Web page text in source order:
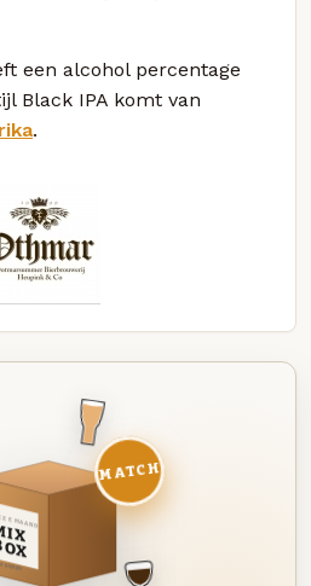
een alcohol percentage
Black IPA komt van
.
MAAND
8 BIEREN
MATCH